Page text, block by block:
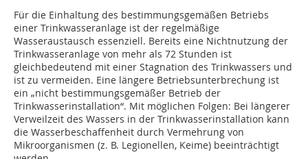
Für die Einhaltung des bestimmungsgemäßen Betriebs
einer Trinkwasseranlage ist der regelmäßige
Wasseraustausch essenziell. Bereits eine Nichtnutzung der
Trinkwasseranlage von mehr als 72 Stunden ist
gleichbedeutend mit einer Stagnation des Trinkwassers und
ist zu vermeiden. Eine längere Betriebsunterbrechung ist
ein „nicht bestimmungsgemäßer Betrieb der
Trinkwasserinstallation“. Mit möglichen Folgen: Bei längerer
Verweilzeit des Wassers in der Trinkwasserinstallation kann
die Wasserbeschaffenheit durch Vermehrung von
Mikroorganismen (z. B. Legionellen, Keime) beeinträchtigt